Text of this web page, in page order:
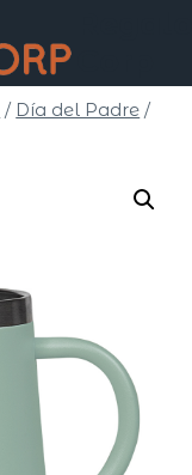
/ Día del Padre /